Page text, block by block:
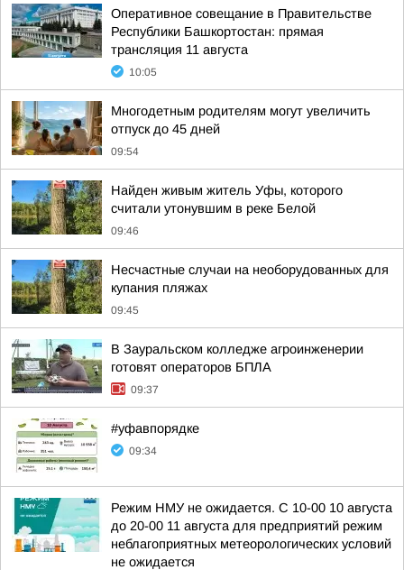
Оперативное совещание в Правительстве
Республики Башкортостан: прямая
трансляция 11 августа
10:05
Многодетным родителям могут увеличить
отпуск до 45 дней
09:54
Найден живым житель Уфы, которого
считали утонувшим в реке Белой
09:46
Несчастные случаи на необорудованных для
купания пляжах
09:45
В Зауральском колледже агроинженерии
готовят операторов БПЛА
09:37
#уфавпорядке
09:34
Режим НМУ не ожидается. С 10-00 10 августа
до 20-00 11 августа для предприятий режим
неблагоприятных метеорологических условий
не ожидается